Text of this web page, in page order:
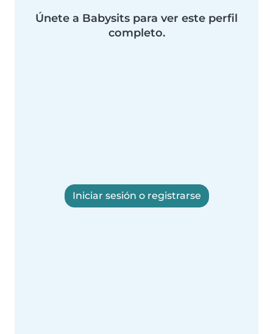
Únete a Babysits para ver este perfil
completo.
Iniciar sesión o registrarse